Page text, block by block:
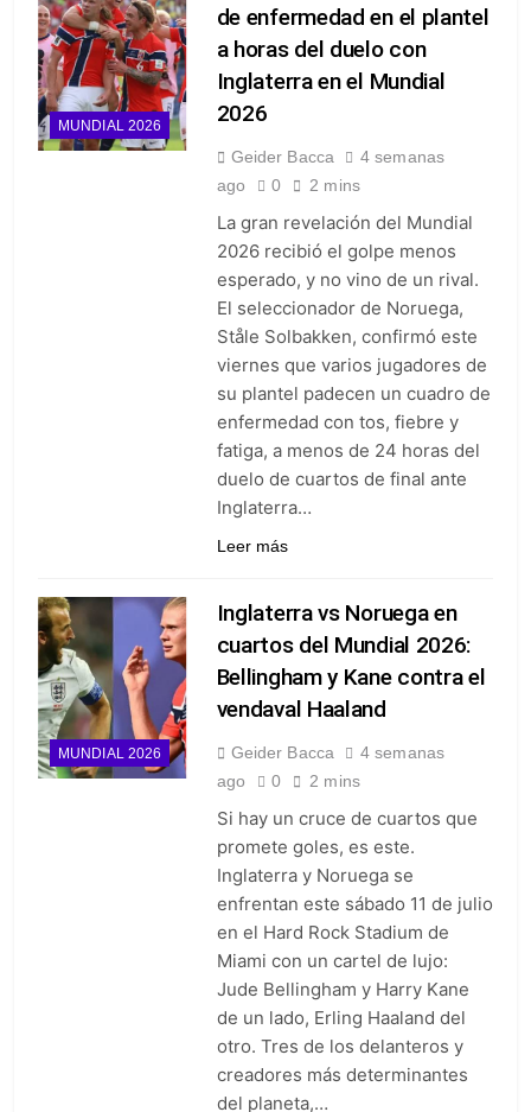
MUNDIAL 2026
de enfermedad en el plantel
a horas del duelo con
Inglaterra en el Mundial
2026
Geider Bacca
4 semanas
ago
0 2 mins
La gran revelación del Mundial
2026 recibió el golpe menos
esperado, y no vino de un rival.
El seleccionador de Noruega,
Ståle Solbakken, confirmó este
viernes que varios jugadores de
su plantel padecen un cuadro de
enfermedad con tos, fiebre y
fatiga, a menos de 24 horas del
duelo de cuartos de final ante
Inglaterra…
Leer más
MUNDIAL 2026
Inglaterra vs Noruega en
cuartos del Mundial 2026:
Bellingham y Kane contra el
vendaval Haaland
Geider Bacca
4 semanas
ago
0 2 mins
Si hay un cruce de cuartos que
promete goles, es este.
Inglaterra y Noruega se
enfrentan este sábado 11 de julio
en el Hard Rock Stadium de
Miami con un cartel de lujo:
Jude Bellingham y Harry Kane
de un lado, Erling Haaland del
otro. Tres de los delanteros y
creadores más determinantes
del planeta,…